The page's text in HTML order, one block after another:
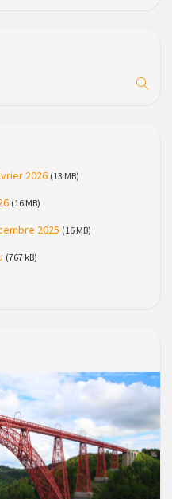
conseil municipal à
2026 (13 MB)
(16 MB)
2025 (16 MB)
(767 kB)